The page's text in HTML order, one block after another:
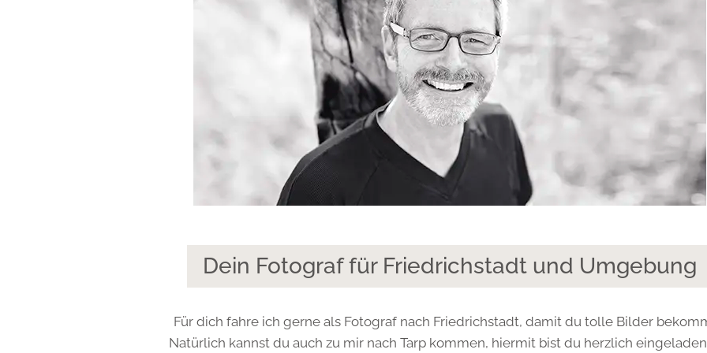
Dein Fotograf für Friedrichstadt und Umgebung
Für dich fahre ich gerne als Fotograf nach Friedrichstadt, damit du tolle Bilder
Natürlich kannst du auch zu mir nach Tarp kommen, hiermit bist du herzlich